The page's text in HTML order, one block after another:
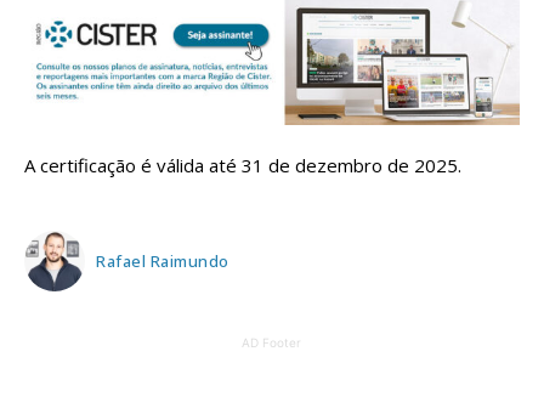
A certificação é válida até 31 de dezembro de 2025.
Rafael Raimundo
AD Footer